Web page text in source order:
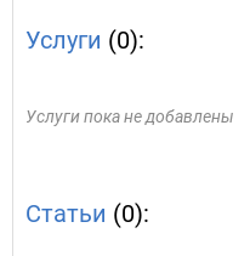
Услуги (0):
Услуги пока не добавлены
Статьи (0):